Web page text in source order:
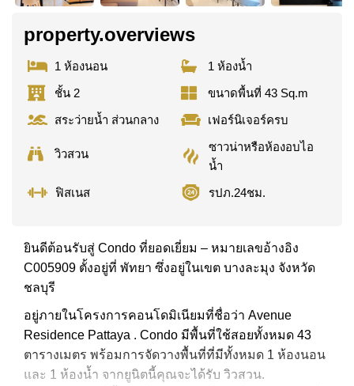
property.overviews
1 ห้องนอน
1 ห้องน้ำ
ชั้น 2
ขนาดพื้นที่ 43 Sq.m
สระว่ายน้ำ ส่วนกลาง
เฟอร์นิเจอร์ครบ
วิวสวน
ซาวน่าหรือห้องอบไอ
น้ำ
ฟิสเนส
รปภ.24ชม.
ยินดีต้อนรับสู่ Condo ที่ยอดเยี่ยม – หมายเลขอ้างอิง
C005909 ตั้งอยู่ที่ พัทยา ซึ่งอยู่ในเขต บางละมุง จังหวัด
ชลบุรี
อยู่ภายในโครงการคอนโดมิเนียมที่ชื่อว่า Avenue
Residence Pattaya . Condo มีพื้นที่ใช้สอยทั้งหมด 43
ตารางเมตร พร้อมการจัดวางพื้นที่ที่มีทั้งหมด 1 ห้องนอน
และ 1 ห้องน้ำ จากยูนิตนี้คุณจะได้รับ วิวสวน.